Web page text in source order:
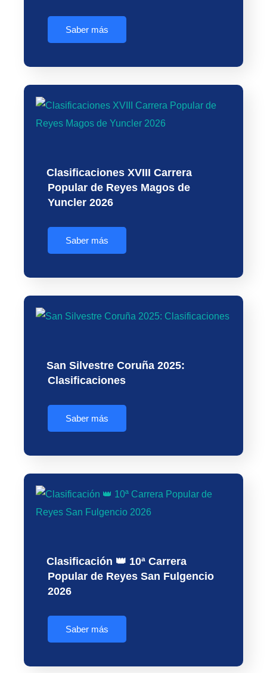
Saber más
Clasificaciones XVIII Carrera
Popular de Reyes Magos de
Yuncler 2026
Saber más
San Silvestre Coruña 2025:
Clasificaciones
Saber más
Clasificación 👑 10ª Carrera
Popular de Reyes San Fulgencio
2026
Saber más